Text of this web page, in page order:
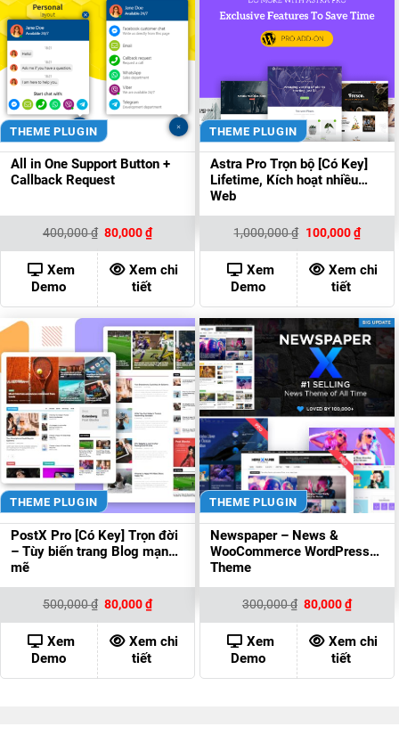
THEME PLUGIN
All in One Support Button +
Callback Request
400,000₫ Giá
gốc
là:
400,000 ₫.
80,000₫Giá
hiện
tại
là:
80,000 ₫.
Xem
Demo
Xem chi
tiết
THEME PLUGIN
Astra Pro Trọn bộ [Có Key]
Lifetime, Kích hoạt nhiều
Web
1,000,000₫ Giá
là:
1,000,000 ₫.
100,000₫Giá
hiện
tại
là:
Xem
Demo
Xem chi
tiết
THEME PLUGIN
PostX Pro [Có Key] Trọn đời
– Tùy biến trang Blog mạnh
mẽ
500,000₫ Giá
gốc
là:
500,000 ₫.
80,000₫Giá
hiện
tại
là:
80,000 ₫.
Xem
Demo
Xem chi
tiết
THEME PLUGIN
Newspaper – News &
WooCommerce WordPress
Theme
300,000₫ Giá
gốc
là:
300,000 ₫.
80,000₫Giá
hiện
tại
là:
80,000
Xem
Demo
Xem chi
tiết